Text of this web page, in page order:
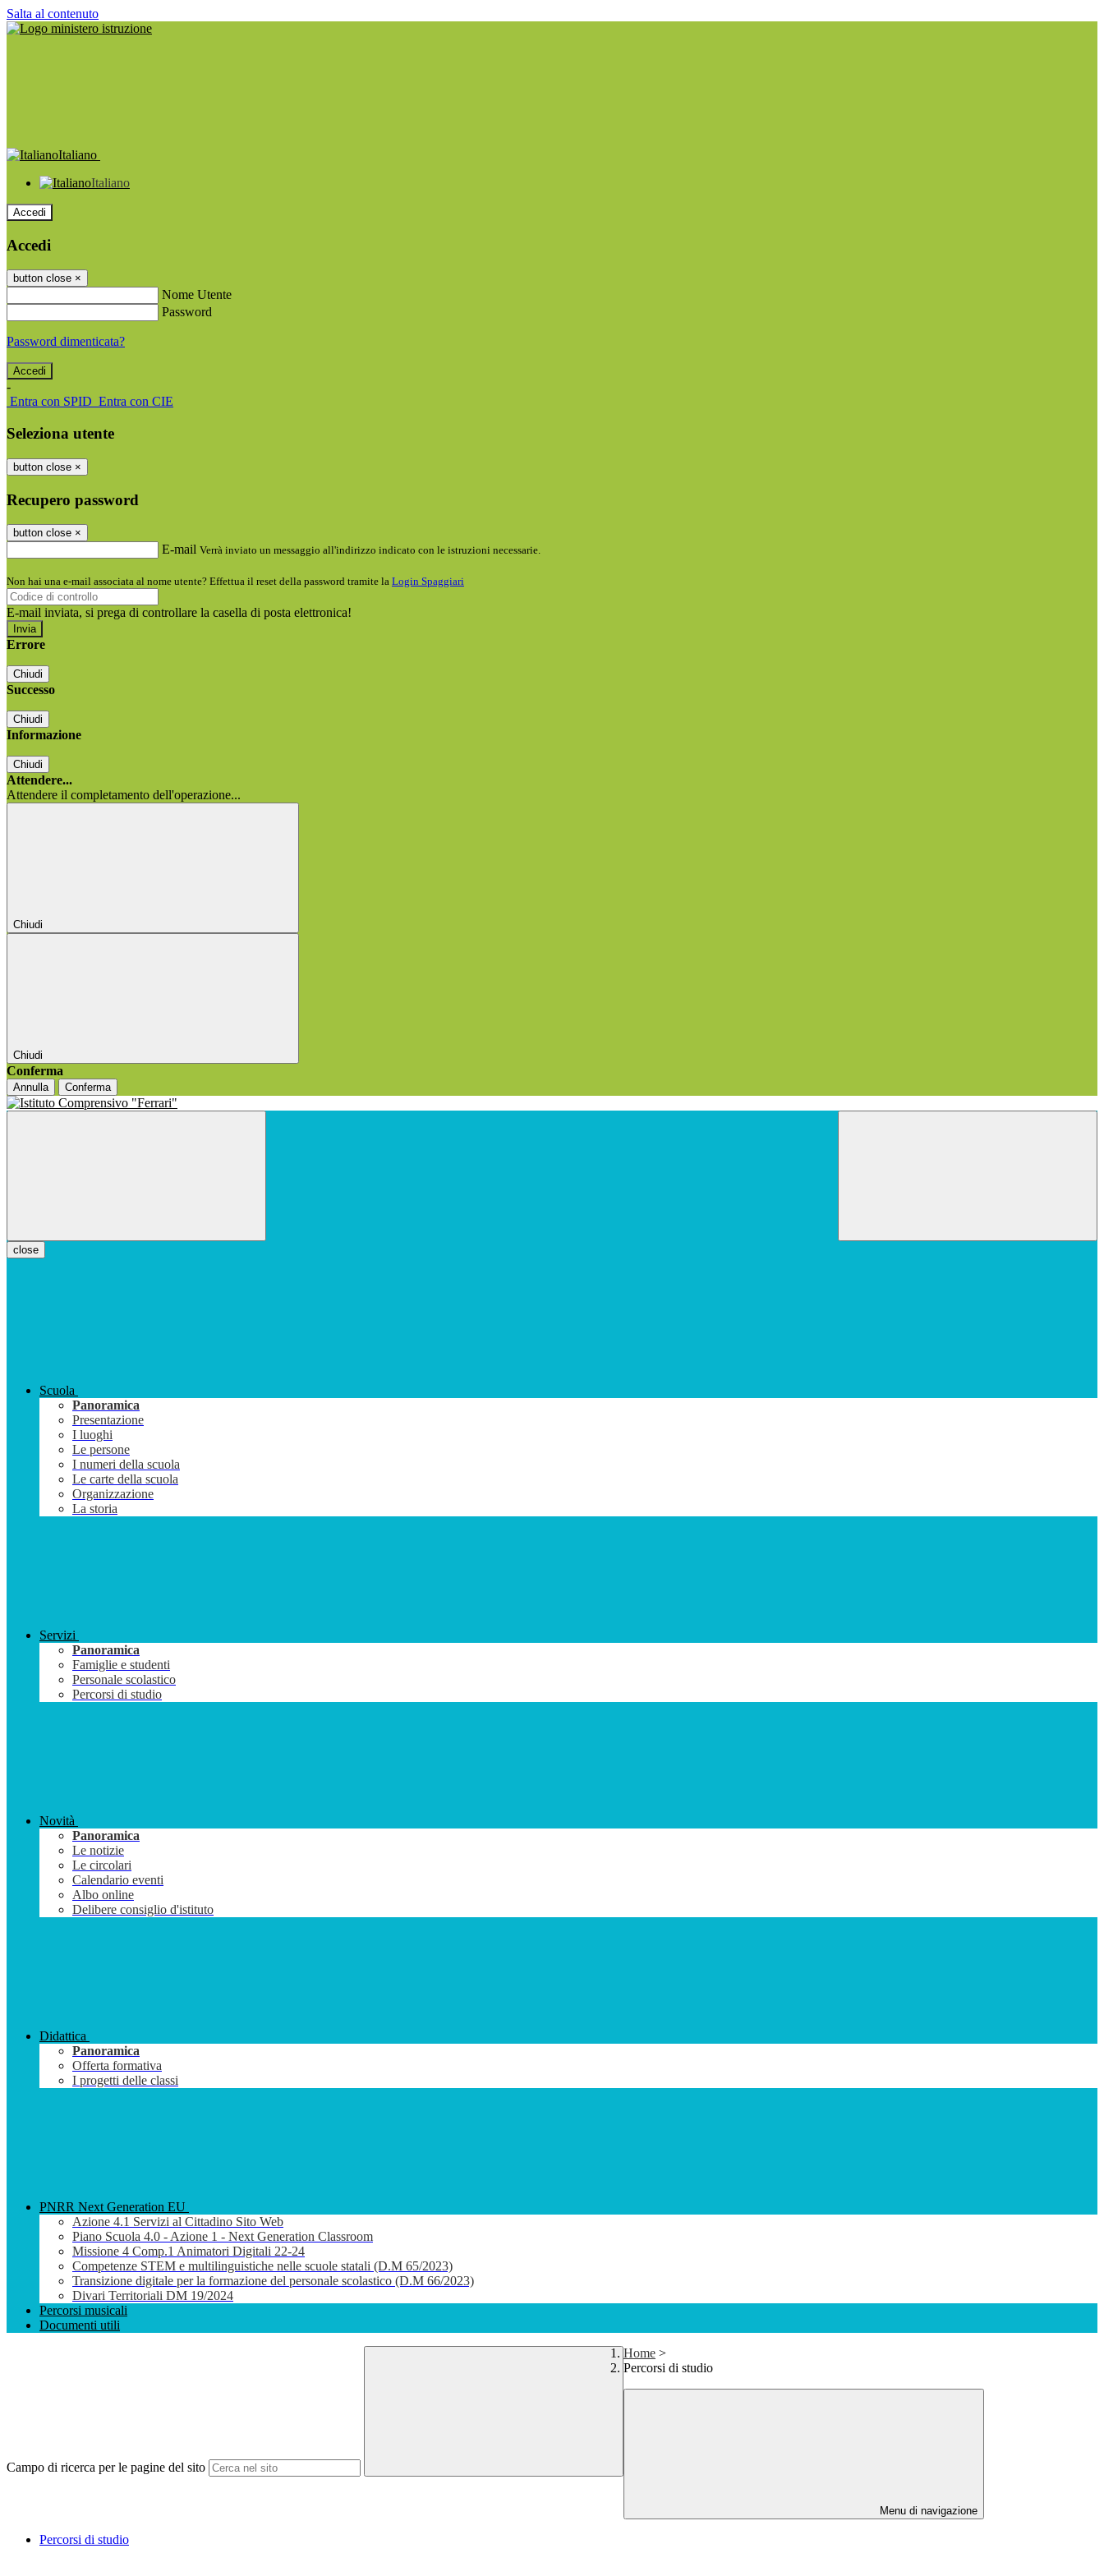
Salta al contenuto
Italiano
Italiano
Accedi
Accedi
button close ×
Nome Utente
Password
Password dimenticata?
-
Entra con SPID Entra con CIE
Seleziona utente
button close ×
Recupero password
button close ×
E-mail Verrà inviato un messaggio all'indirizzo indicato con le istruzioni necessarie.
Non hai una e-mail associata al nome utente? Effettua il reset della password tramite la Login Spaggiari
E-mail inviata, si prega di controllare la casella di posta elettronica!
Errore
Chiudi
Successo
Chiudi
Informazione
Chiudi
Attendere...
Attendere il completamento dell'operazione...
Chiudi
Chiudi
Conferma
Annulla Conferma
close
Scuola
Panoramica
Presentazione
I luoghi
Le persone
I numeri della scuola
Le carte della scuola
Organizzazione
La storia
Servizi
Panoramica
Famiglie e studenti
Personale scolastico
Percorsi di studio
Novità
Panoramica
Le notizie
Le circolari
Calendario eventi
Albo online
Delibere consiglio d'istituto
Didattica
Panoramica
Offerta formativa
I progetti delle classi
PNRR Next Generation EU
Azione 4.1 Servizi al Cittadino Sito Web
Piano Scuola 4.0 - Azione 1 - Next Generation Classroom
Missione 4 Comp.1 Animatori Digitali 22-24
Competenze STEM e multilinguistiche nelle scuole statali (D.M 65/2023)
Transizione digitale per la formazione del personale scolastico (D.M 66/2023)
Divari Territoriali DM 19/2024
Percorsi musicali
Documenti utili
Campo di ricerca per le pagine del sito
Home >
Percorsi di studio
Menu di navigazione
Percorsi di studio